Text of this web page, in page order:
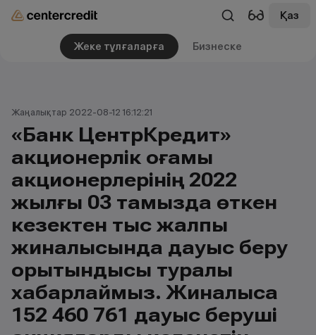
Қаз
Жеке тұлғаларға Бизнеске
Жаңалықтар 2022-08-12 16:12:21
«Банк ЦентрКредит»
акционерлік қоғамы
акционерлерінің 2022
жылғы 03 тамызда өткен
кезектен тыс жалпы
жиналысында дауыс беру
қорытындысы туралы
хабарлаймыз. Жиналысқа
152 460 761 дауыс беруші